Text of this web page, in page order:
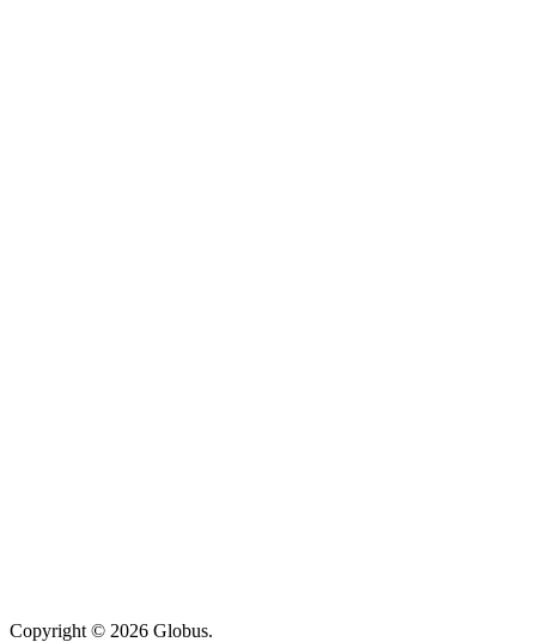
Copyright © 2026 Globus.